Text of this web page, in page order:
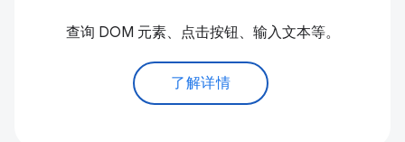
查询 DOM 元素、点击按钮、输入文本等。
了解详情